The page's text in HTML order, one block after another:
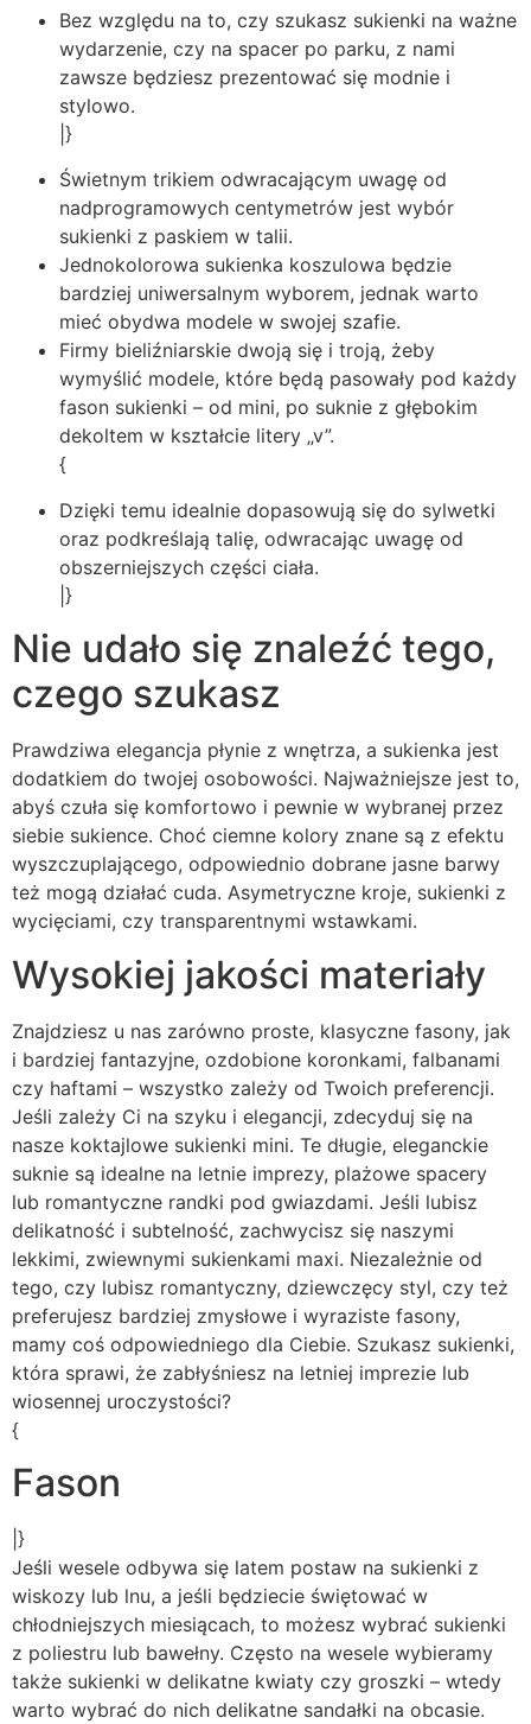
Bez względu na to, czy szukasz sukienki na ważne
wydarzenie, czy na spacer po parku, z nami
zawsze będziesz prezentować się modnie i
stylowo.
|}
Świetnym trikiem odwracającym uwagę od
nadprogramowych centymetrów jest wybór
sukienki z paskiem w talii.
Jednokolorowa sukienka koszulowa będzie
bardziej uniwersalnym wyborem, jednak warto
mieć obydwa modele w swojej szafie.
Firmy bieliźniarskie dwoją się i troją, żeby
wymyślić modele, które będą pasowały pod każdy
fason sukienki – od mini, po suknie z głębokim
dekoltem w kształcie litery „v”.
{
Dzięki temu idealnie dopasowują się do sylwetki
oraz podkreślają talię, odwracając uwagę od
obszerniejszych części ciała.
|}
Nie udało się znaleźć tego,
czego szukasz
Prawdziwa elegancja płynie z wnętrza, a sukienka jest
dodatkiem do twojej osobowości. Najważniejsze jest to,
abyś czuła się komfortowo i pewnie w wybranej przez
siebie sukience. Choć ciemne kolory znane są z efektu
wyszczuplającego, odpowiednio dobrane jasne barwy
też mogą działać cuda. Asymetryczne kroje, sukienki z
wycięciami, czy transparentnymi wstawkami.
Wysokiej jakości materiały
Znajdziesz u nas zarówno proste, klasyczne fasony, jak
i bardziej fantazyjne, ozdobione koronkami, falbanami
czy haftami – wszystko zależy od Twoich preferencji.
Jeśli zależy Ci na szyku i elegancji, zdecyduj się na
nasze koktajlowe sukienki mini. Te długie, eleganckie
suknie są idealne na letnie imprezy, plażowe spacery
lub romantyczne randki pod gwiazdami. Jeśli lubisz
delikatność i subtelność, zachwycisz się naszymi
lekkimi, zwiewnymi sukienkami maxi. Niezależnie od
tego, czy lubisz romantyczny, dziewczęcy styl, czy też
preferujesz bardziej zmysłowe i wyraziste fasony,
mamy coś odpowiedniego dla Ciebie. Szukasz sukienki,
która sprawi, że zabłyśniesz na letniej imprezie lub
wiosennej uroczystości?
{
Fason
|}
Jeśli wesele odbywa się latem postaw na sukienki z
wiskozy lub lnu, a jeśli będziecie świętować w
chłodniejszych miesiącach, to możesz wybrać sukienki
z poliestru lub bawełny. Często na wesele wybieramy
także sukienki w delikatne kwiaty czy groszki – wtedy
warto wybrać do nich delikatne sandałki na obcasie.